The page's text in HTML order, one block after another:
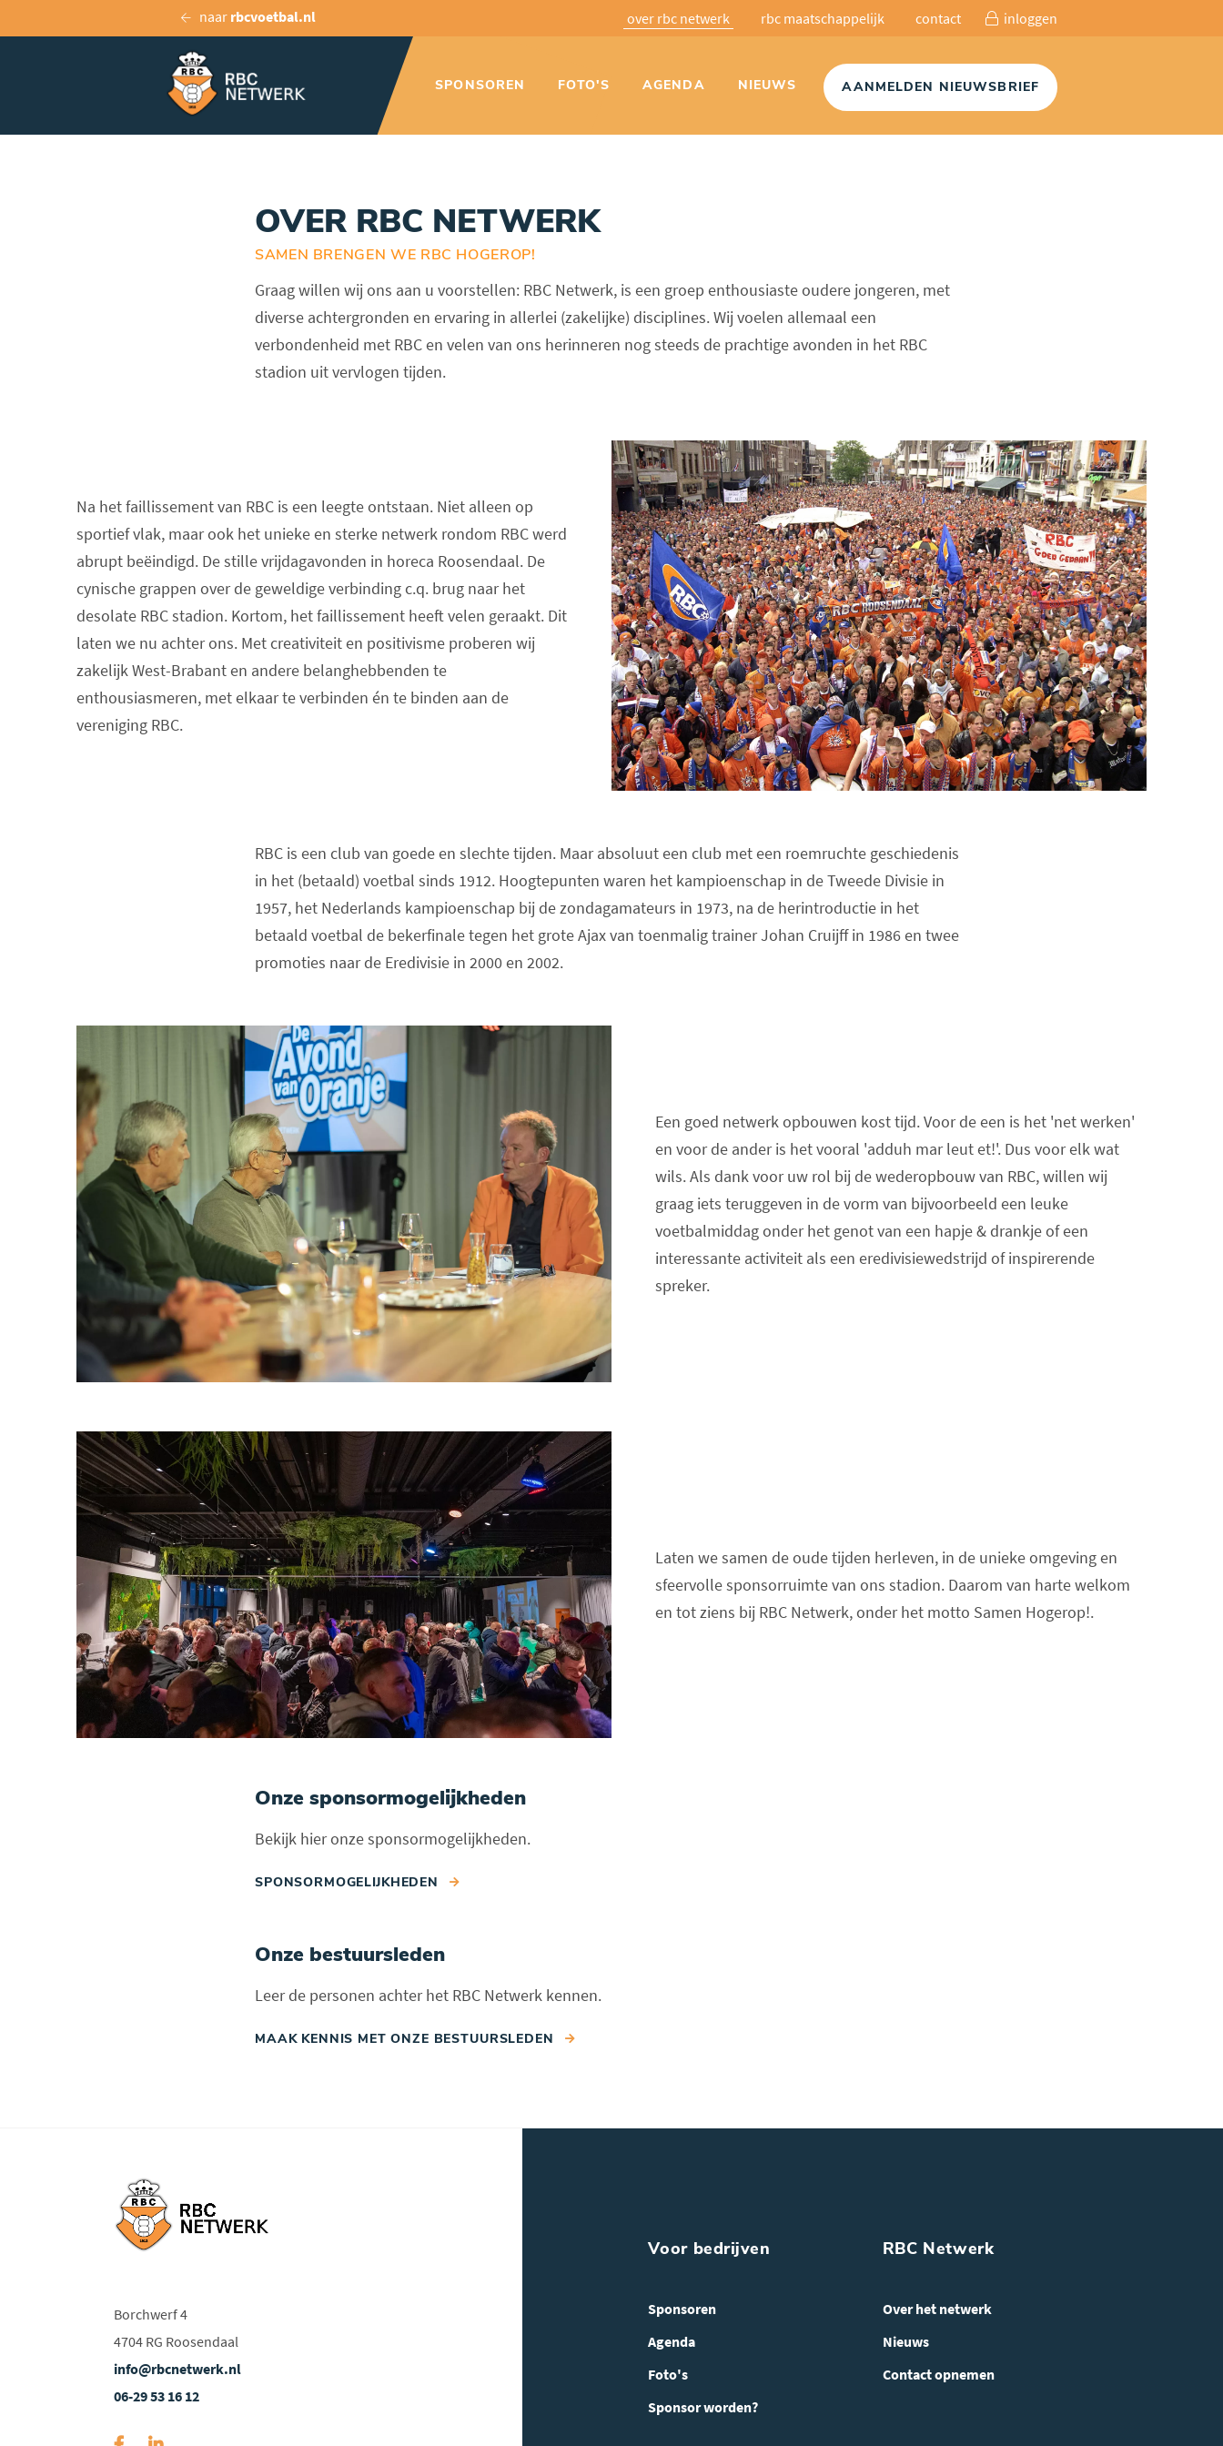
inloggen
over rbc netwerk rbc maatschappelijk contact
naar rbcvoetbal.nl
SPONSOREN FOTO'S AGENDA NIEUWS AANMELDEN NIEUWSBRIEF
OVER RBC NETWERK
SAMEN BRENGEN WE RBC HOGEROP!
Graag willen wij ons aan u voorstellen: RBC Netwerk, is een groep enthousiaste oudere jongeren, met
diverse achtergronden en ervaring in allerlei (zakelijke) disciplines. Wij voelen allemaal een
verbondenheid met RBC en velen van ons herinneren nog steeds de prachtige avonden in het RBC
stadion uit vervlogen tijden.
Na het faillissement van RBC is een leegte ontstaan. Niet alleen op
sportief vlak, maar ook het unieke en sterke netwerk rondom RBC werd
abrupt beëindigd. De stille vrijdagavonden in horeca Roosendaal. De
cynische grappen over de geweldige verbinding c.q. brug naar het
desolate RBC stadion. Kortom, het faillissement heeft velen geraakt. Dit
laten we nu achter ons. Met creativiteit en positivisme proberen wij
zakelijk West-Brabant en andere belanghebbenden te
enthousiasmeren, met elkaar te verbinden én te binden aan de
vereniging RBC.
RBC is een club van goede en slechte tijden. Maar absoluut een club met een roemruchte geschiedenis
in het (betaald) voetbal sinds 1912. Hoogtepunten waren het kampioenschap in de Tweede Divisie in
1957, het Nederlands kampioenschap bij de zondagamateurs in 1973, na de herintroductie in het
betaald voetbal de bekerfinale tegen het grote Ajax van toenmalig trainer Johan Cruijff in 1986 en twee
promoties naar de Eredivisie in 2000 en 2002.
Een goed netwerk opbouwen kost tijd. Voor de een is het 'net werken'
en voor de ander is het vooral 'adduh mar leut et!'. Dus voor elk wat
wils. Als dank voor uw rol bij de wederopbouw van RBC, willen wij
graag iets teruggeven in de vorm van bijvoorbeeld een leuke
voetbalmiddag onder het genot van een hapje & drankje of een
interessante activiteit als een eredivisiewedstrijd of inspirerende
spreker.
Laten we samen de oude tijden herleven, in de unieke omgeving en
sfeervolle sponsorruimte van ons stadion. Daarom van harte welkom
en tot ziens bij RBC Netwerk, onder het motto Samen Hogerop!.
Onze sponsormogelijkheden
Bekijk hier onze sponsormogelijkheden.
SPONSORMOGELIJKHEDEN
Onze bestuursleden
Leer de personen achter het RBC Netwerk kennen.
MAAK KENNIS MET ONZE BESTUURSLEDEN
Borchwerf 4
4704 RG Roosendaal
info@rbcnetwerk.nl
06-29 53 16 12
Voor bedrijven
Sponsoren
Agenda
Foto's
Sponsor worden?
RBC Netwerk
Over het netwerk
Nieuws
Contact opnemen